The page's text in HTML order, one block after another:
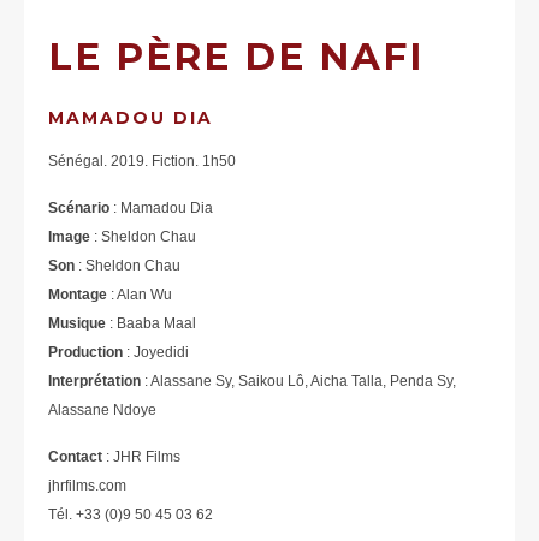
LE PÈRE DE NAFI
MAMADOU DIA
Sénégal. 2019. Fiction. 1h50
Scénario : Mamadou Dia
Image : Sheldon Chau
Son : Sheldon Chau
Montage : Alan Wu
Musique : Baaba Maal
Production : Joyedidi
Interprétation : Alassane Sy, Saikou Lô, Aicha Talla, Penda Sy,
Alassane Ndoye
Contact : JHR Films
jhrfilms.com
Tél. +33 (0)9 50 45 03 62